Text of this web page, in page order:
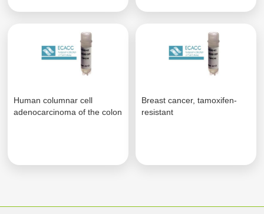
Human columnar cell
adenocarcinoma of the colon
Breast cancer, tamoxifen-
resistant